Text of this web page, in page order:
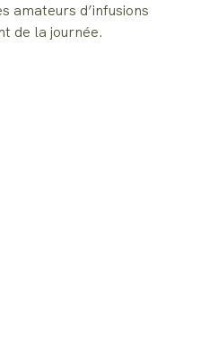
amateurs d’infusions
de la journée.